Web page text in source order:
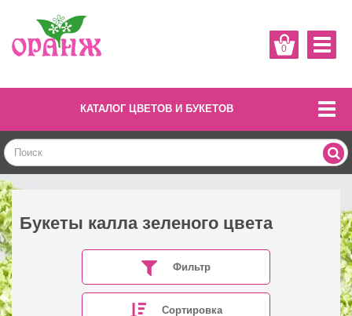
0
КАТАЛОГ ЦВЕТОВ И БУКЕТОВ
Букеты калла зеленого цвета
Фильтр
Сортировка